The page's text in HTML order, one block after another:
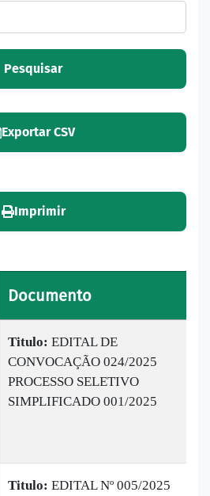
Pesquisar
Exportar CSV
Imprimir
Documento
Titulo: EDITAL DE
CONVOCAÇÃO 024/2025
PROCESSO SELETIVO
SIMPLIFICADO 001/2025
Titulo: EDITAL Nº 005/2025